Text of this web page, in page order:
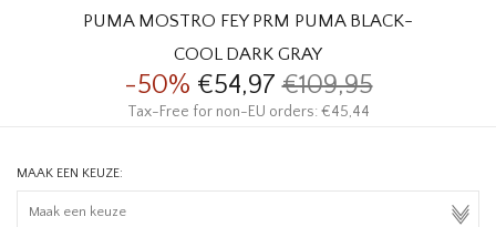
PUMA MOSTRO FEY PRM PUMA BLACK-
COOL DARK GRAY
-50% €54,97€109,95
Tax-Free for non-EU orders: €45,44
MAAK EEN KEUZE: